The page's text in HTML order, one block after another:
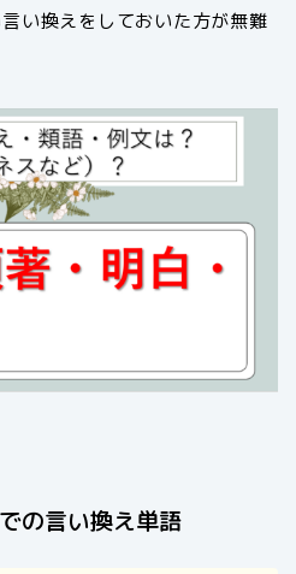
い換えをしておいた方が無難
の言い換え単語